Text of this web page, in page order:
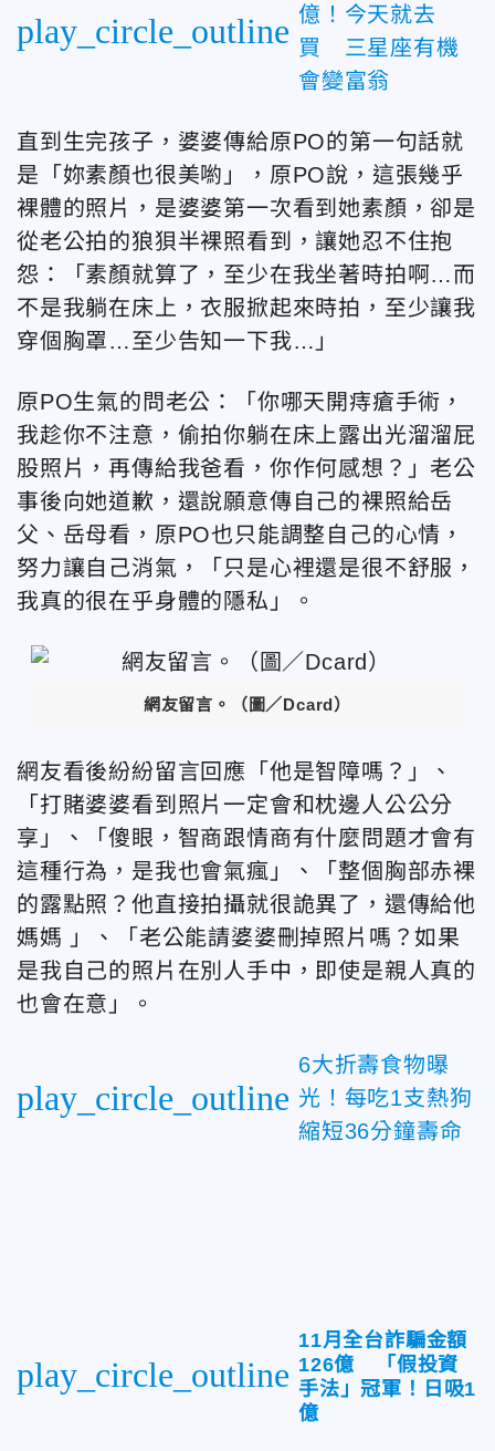
play_circle_outline 億！今天就去
買 三星座有機
會變富翁
直到生完孩子，婆婆傳給原PO的第一句話就
是「妳素顏也很美喲」，原PO說，這張幾乎
裸體的照片，是婆婆第一次看到她素顏，卻是
從老公拍的狼狽半裸照看到，讓她忍不住抱
怨：「素顏就算了，至少在我坐著時拍啊…而
不是我躺在床上，衣服掀起來時拍，至少讓我
穿個胸罩…至少告知一下我…」
原PO生氣的問老公：「你哪天開痔瘡手術，
我趁你不注意，偷拍你躺在床上露出光溜溜屁
股照片，再傳給我爸看，你作何感想？」老公
事後向她道歉，還說願意傳自己的裸照給岳
父、岳母看，原PO也只能調整自己的心情，
努力讓自己消氣，「只是心裡還是很不舒服，
我真的很在乎身體的隱私」。
網友留言。（圖／Dcard）
網友看後紛紛留言回應「他是智障嗎？」、
「打賭婆婆看到照片一定會和枕邊人公公分
享」、「傻眼，智商跟情商有什麼問題才會有
這種行為，是我也會氣瘋」、「整個胸部赤裸
的露點照？他直接拍攝就很詭異了，還傳給他
媽媽 」、「老公能請婆婆刪掉照片嗎？如果
是我自己的照片在別人手中，即使是親人真的
也會在意」。
play_circle_outline
6大折壽食物曝
光！每吃1支熱狗
縮短36分鐘壽命
play_circle_outline
11月全台詐騙金額
126億 「假投資
手法」冠軍！日吸1
億